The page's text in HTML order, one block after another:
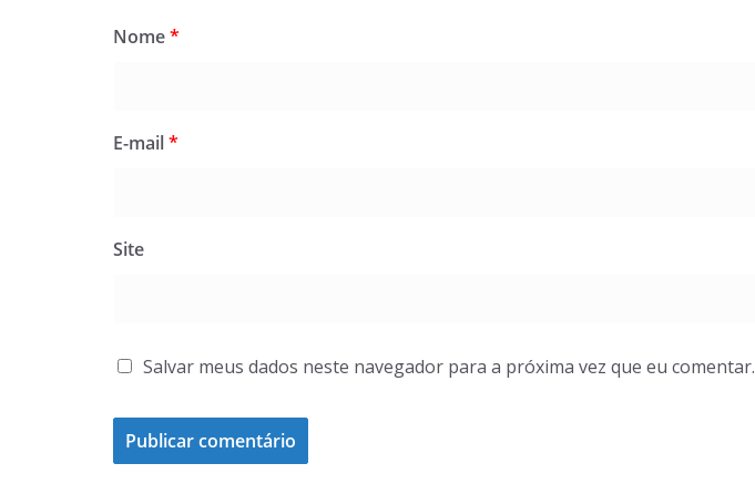
Nome*
E-mail*
Site
Salvar meus dados neste navegador para a próxima vez que eu comentar.